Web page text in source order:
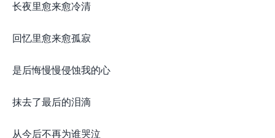
长夜里愈来愈冷清
回忆里愈来愈孤寂
是后悔慢慢侵蚀我的心
抹去了最后的泪滴
从今后不再为谁哭泣